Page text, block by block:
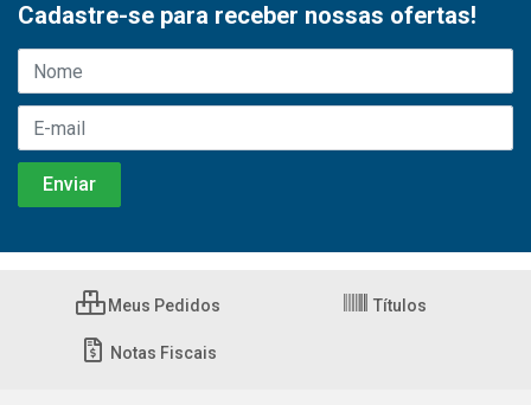
Cadastre-se para receber nossas ofertas!
Meus Pedidos Títulos
Notas Fiscais